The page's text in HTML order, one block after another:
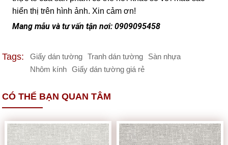
hiển thị trên hình ảnh. Xin cảm ơn!
Mang mẫu và tư vấn tận nơi: 0909095458
Tags: Giấy dán tường Tranh dán tường
Sàn nhựa
Nhôm kính
Giấy dán tường giá rẻ
CÓ THỂ BẠN QUAN TÂM